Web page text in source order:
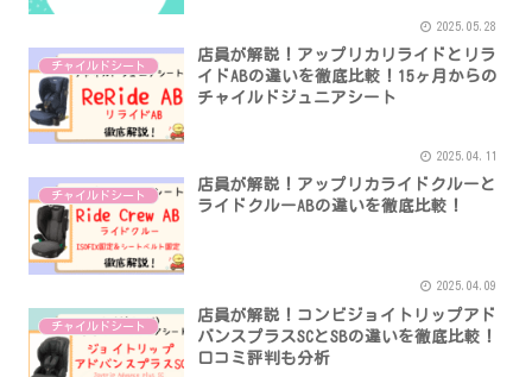
2025.05.28
チャイルドシート
店員が解説！アップリカリライドとリラ
イドABの違いを徹底比較！15ヶ月からの
チャイルドジュニアシート
2025.04.11
チャイルドシート
店員が解説！アップリカライドクルーと
ライドクルーABの違いを徹底比較！
2025.04.09
チャイルドシート
店員が解説！コンビジョイトリップアド
バンスプラスSCとSBの違いを徹底比較！
口コミ評判も分析